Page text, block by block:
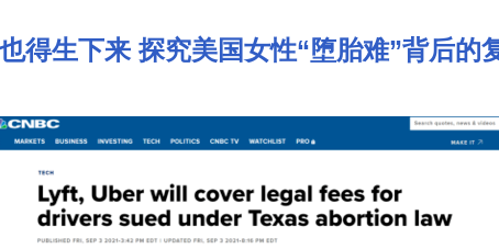
得生下来 探究美国女性“堕胎难”背后的